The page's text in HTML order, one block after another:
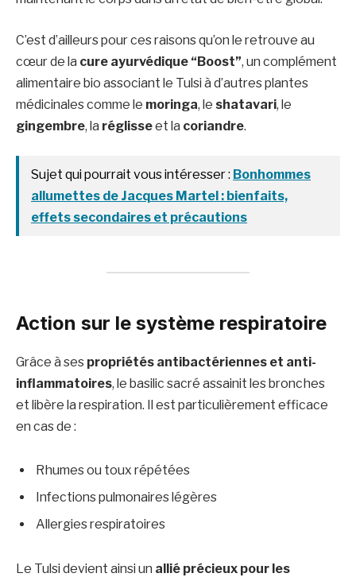
C’est d’ailleurs pour ces raisons qu’on le retrouve au
cœur de la cure ayurvédique “Boost”, un complément
alimentaire bio associant le Tulsi à d’autres plantes
médicinales comme le moringa, le shatavari, le
gingembre, la réglisseet la coriandre.
Sujet qui pourrait vous intéresser : Bonhommes
allumettes de Jacques Martel : bienfaits,
effets secondaires et précautions
Action sur le système respiratoire
Grâce à ses propriétés antibactériennes et anti-
inflammatoires, le basilic sacré assainit les bronches
et libère la respiration. Il est particulièrement efficace
en cas de :
Rhumes ou toux répétées
Infections pulmonaires légères
Allergies respiratoires
Le Tulsi devient ainsi un allié précieux pour les